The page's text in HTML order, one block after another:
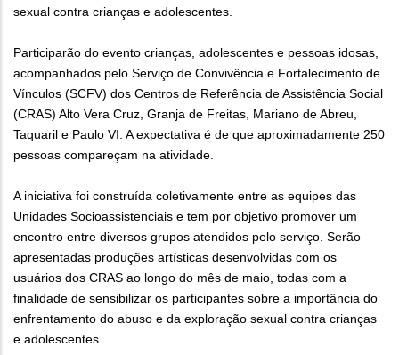
sexual contra crianças e adolescentes.
Participarão do evento crianças, adolescentes e pessoas idosas,
acompanhados pelo Serviço de Convivência e Fortalecimento de
Vínculos (SCFV) dos Centros de Referência de Assistência Social
(CRAS) Alto Vera Cruz, Granja de Freitas, Mariano de Abreu,
Taquaril e Paulo VI. A expectativa é de que aproximadamente 250
pessoas compareçam na atividade.
A iniciativa foi construída coletivamente entre as equipes das
Unidades Socioassistenciais e tem por objetivo promover um
encontro entre diversos grupos atendidos pelo serviço. Serão
apresentadas produções artísticas desenvolvidas com os
usuários dos CRAS ao longo do mês de maio, todas com a
finalidade de sensibilizar os participantes sobre a importância do
enfrentamento do abuso e da exploração sexual contra crianças
e adolescentes.